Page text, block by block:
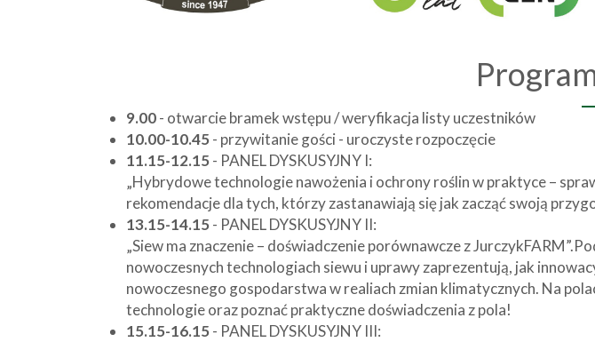
9.00- otwarcie bramek wstępu / weryfikacja listy uczestników
10.00-10.45- przywitanie gości - uroczyste rozpoczęcie
11.15-12.15- PANEL DYSKUSYJNY I:
„Hybrydowe technologie nawożenia i ochrony roślin w praktyce –
rekomendacje dla tych, którzy zastanawiają się jak zacząć swoją
13.15-14.15- PANEL DYSKUSYJNY II:
„Siew ma znaczenie – doświadczenie porównawcze z
nowoczesnych technologiach siewu i uprawy zaprezentują, jak
nowoczesnego gospodarstwa w realiach zmian klimatycznych. Na
technologie oraz poznać praktyczne doświadczenia z pola!
15.15-16.15- PANEL DYSKUSYJNY III: